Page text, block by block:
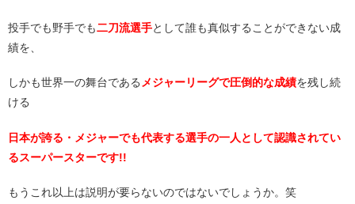
投手でも野手でも二刀流選手として誰も真似することができない成
績を、
しかも世界一の舞台であるメジャーリーグで圧倒的な成績を残し続
ける
日本が誇る・メジャーでも代表する選手の一人として認識されてい
るスーパースターです!!
もうこれ以上は説明が要らないのではないでしょうか。笑